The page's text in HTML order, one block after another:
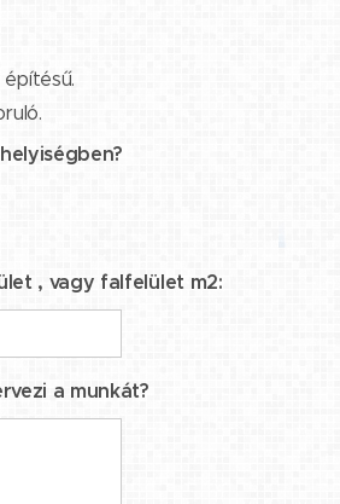
, vagy falfelület m2:
a munkát?